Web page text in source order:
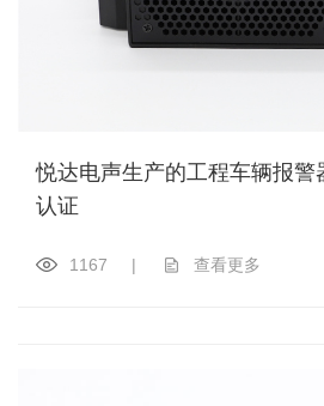
悦达电声生产的工程车辆报警
认证
1167 | 查看更多